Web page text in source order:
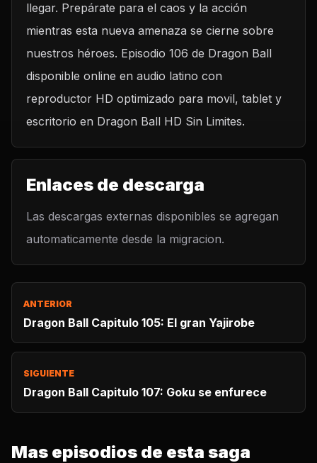
llegar. Prepárate para el caos y la acción
mientras esta nueva amenaza se cierne sobre
nuestros héroes. Episodio 106 de Dragon Ball
disponible online en audio latino con
reproductor HD optimizado para movil, tablet y
escritorio en Dragon Ball HD Sin Limites.
Enlaces de descarga
Las descargas externas disponibles se agregan
automaticamente desde la migracion.
ANTERIOR
Dragon Ball Capitulo 105: El gran Yajirobe
SIGUIENTE
Dragon Ball Capitulo 107: Goku se enfurece
Mas episodios de esta saga